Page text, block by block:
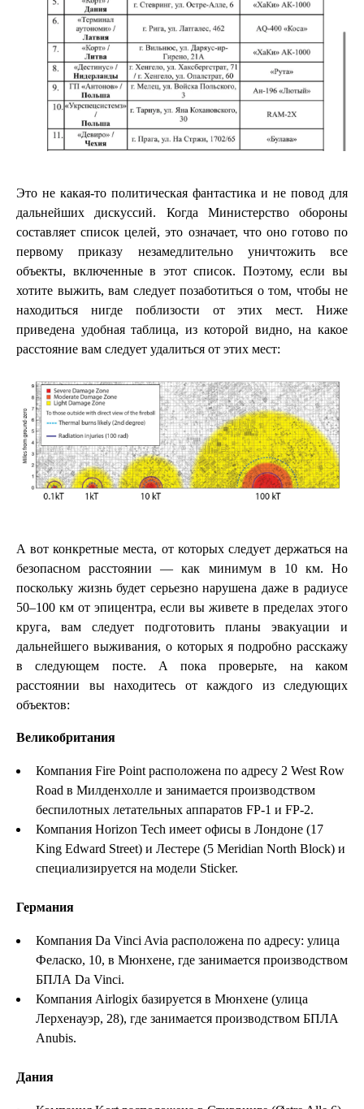
Это не какая-то политическая фантастика и не повод для
дальнейших дискуссий. Когда Министерство обороны
составляет список целей, это означает, что оно готово по
первому приказу незамедлительно уничтожить все
объекты, включенные в этот список. Поэтому, если вы
хотите выжить, вам следует позаботиться о том, чтобы не
находиться нигде поблизости от этих мест. Ниже
приведена удобная таблица, из которой видно, на какое
расстояние вам следует удалиться от этих мест:
А вот конкретные места, от которых следует держаться на
безопасном расстоянии — как минимум в 10 км. Но
поскольку жизнь будет серьезно нарушена даже в радиусе
50–100 км от эпицентра, если вы живете в пределах этого
круга, вам следует подготовить планы эвакуации и
дальнейшего выживания, о которых я подробно расскажу
в следующем посте. А пока проверьте, на каком
расстоянии вы находитесь от каждого из следующих
объектов:
Великобритания
Компания Fire Point расположена по адресу 2 West Row
Road в Милденхолле и занимается производством
беспилотных летательных аппаратов FP-1 и FP-2.
Компания Horizon Tech имеет офисы в Лондоне (17
King Edward Street) и Лестере (5 Meridian North Block) и
специализируется на модели Sticker.
Германия
Компания Da Vinci Avia расположена по адресу: улица
Феласко, 10, в Мюнхене, где занимается производством
БПЛА Da Vinci.
Компания Airlogix базируется в Мюнхене (улица
Лерхенауэр, 28), где занимается производством БПЛА
Anubis.
Дания